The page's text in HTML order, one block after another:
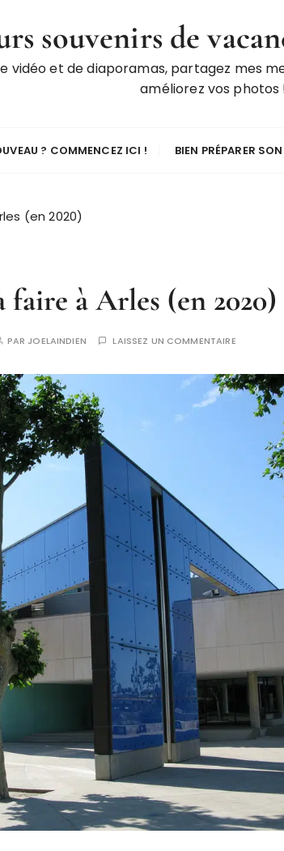
souvenirs de
vidéo et de diaporamas, partagez mes
améliorez vos photos
? COMMENCEZ ICI ! BIEN PRÉPARER
(en 2020)
faire à Arles (en 2020)
PAR JOELAINDIEN LAISSEZ UN COMMENTAIRE